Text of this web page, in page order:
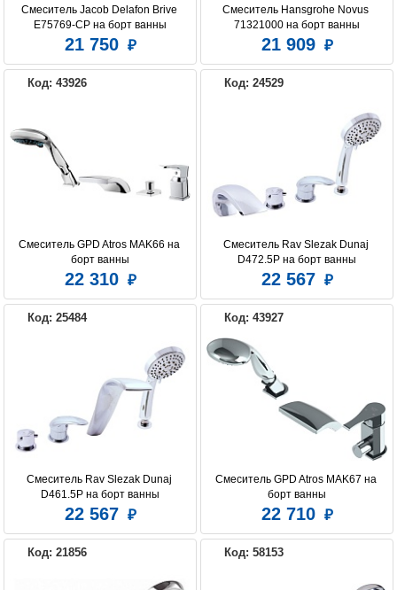
Смеситель Jacob Delafon Brive
E75769-CP на борт ванны
21 750
Смеситель Hansgrohe Novus
71321000 на борт ванны
21 909
Код: 43926
Смеситель GPD Atros MAK66 на
борт ванны
22 310
Код: 24529
Смеситель Rav Slezak Dunaj
D472.5P на борт ванны
22 567
Код: 25484
Смеситель Rav Slezak Dunaj
D461.5P на борт ванны
22 567
Код: 43927
Смеситель GPD Atros MAK67 на
борт ванны
22 710
Код: 21856 Код: 58153